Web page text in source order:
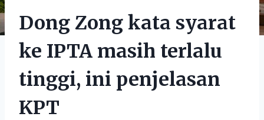
Dong Zong kata syarat
ke IPTA masih terlalu
tinggi, ini penjelasan
KPT